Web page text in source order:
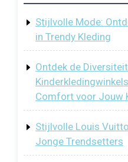
Stijlvolle Mode:
in Trendy Kleding
Ontdek de
Comfort voor Jouw
Stijlvolle Louis
Jonge Trendsetters